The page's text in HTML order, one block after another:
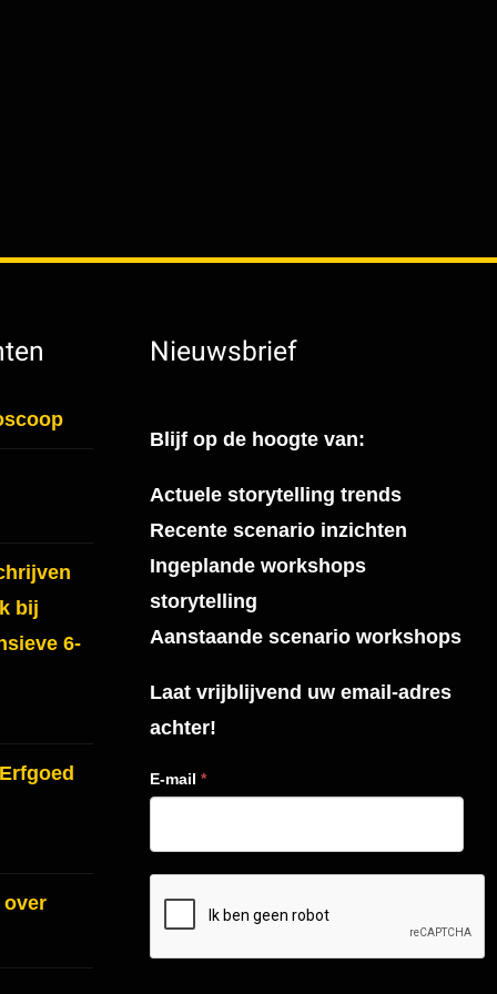
bij
6-
over
Nieuwsbrief
Blijf op de hoogte van:
Actuele storytelling trends
Recente scenario inzichten
Ingeplande workshops
storytelling
Aanstaande scenario workshops
Laat vrijblijvend uw email-adres
achter!
E-mail*